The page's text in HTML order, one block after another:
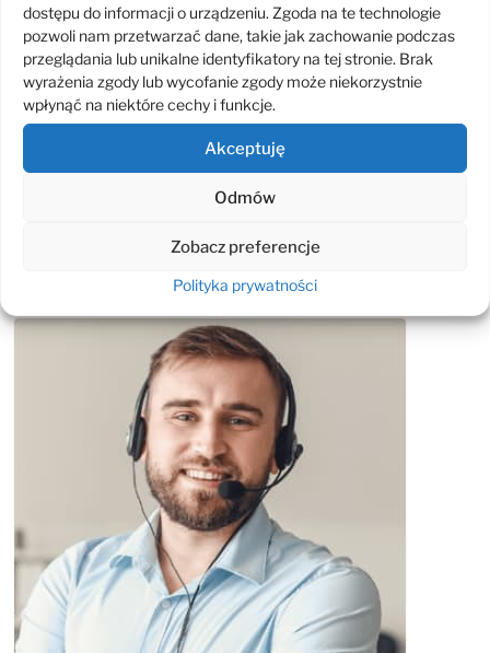
dostępu do informacji o urządzeniu. Zgoda na te technologie
pozwoli nam przetwarzać dane, takie jak zachowanie podczas
przeglądania lub unikalne identyfikatory na tej stronie. Brak
wyrażenia zgody lub wycofanie zgody może niekorzystnie
wpłynąć na niektóre cechy i funkcje.
Akceptuję
Odmów
Zobacz preferencje
Polityka prywatności
Wdrożenie Rozwiązania Privileged Access
Management (PAM) w Banku Spółdzielczym
w Skierniewicach
Wyzwania Projekt wiązał się z kilkoma wyzwaniami
Odpowiemy na Twoje pytania
dotyczące IT